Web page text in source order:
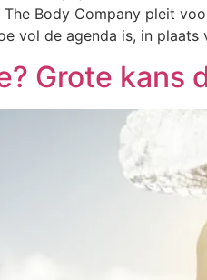
The Body Company pleit
vol de agenda is, in
Grote kans